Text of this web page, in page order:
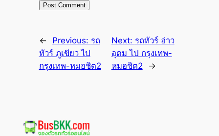
← Previous: รถ
ทัวร์ ภูเขียว ไป
กรุงเทพ-หมอชิต2
Next: รถทัวร์ อ่าว
อุดม ไป กรุงเทพ-
หมอชิต2
→